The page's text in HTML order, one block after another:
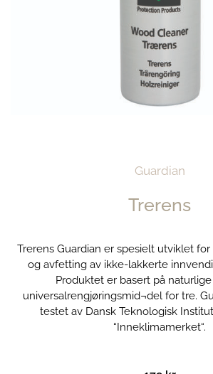
Guardian
Trerens
Trerens Guardian er spesielt utviklet
og avfetting av ikke-lakkerte
Produktet er basert på
universalrengjøringsmid¬del for tre.
testet av Dansk Teknologisk
“Inneklimamerket“.